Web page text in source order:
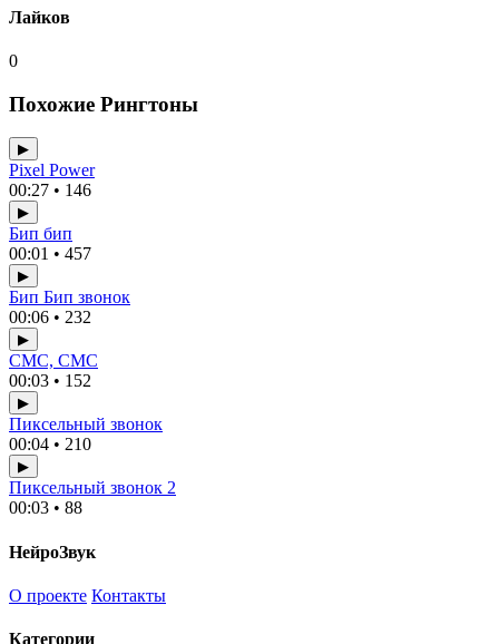
Лайков
0
Похожие Рингтоны
▶
Pixel Power
00:27 • 146
▶
Бип бип
00:01 • 457
▶
Бип Бип звонок
00:06 • 232
▶
СМС, СМС
00:03 • 152
▶
Пиксельный звонок
00:04 • 210
▶
Пиксельный звонок 2
00:03 • 88
НейроЗвук
О проекте Контакты
Категории